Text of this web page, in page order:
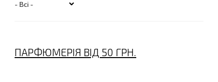
ПАРФЮМЕРІЯ ВІД 50 ГРН.